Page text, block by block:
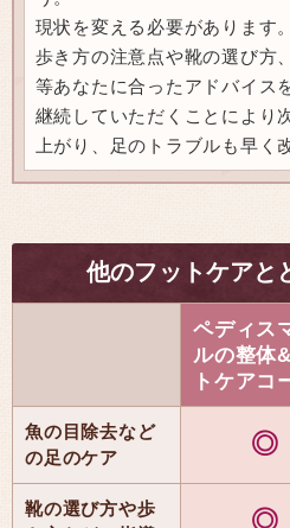
現状を変える必要があります。
歩き方の注意点や靴の選び方
等あなたに合ったアドバイス
継続していただくことにより
上がり、足のトラブルも早く
他のフットケアと
ペディス
ルの整体
トケアコ
魚の目除去など
の足のケア
◎
靴の選び方や歩
◎